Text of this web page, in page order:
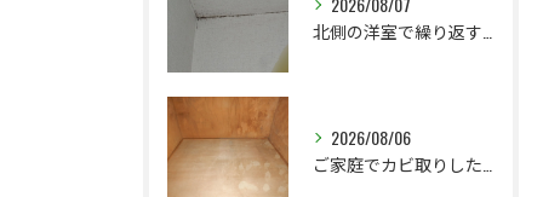
北側の洋室で繰り返す壁紙カビ｜コンクリート下地なら結露対策も選択肢です
2026/08/06
ご家庭でカビ取りした押入れ、そのままにしていませんか？